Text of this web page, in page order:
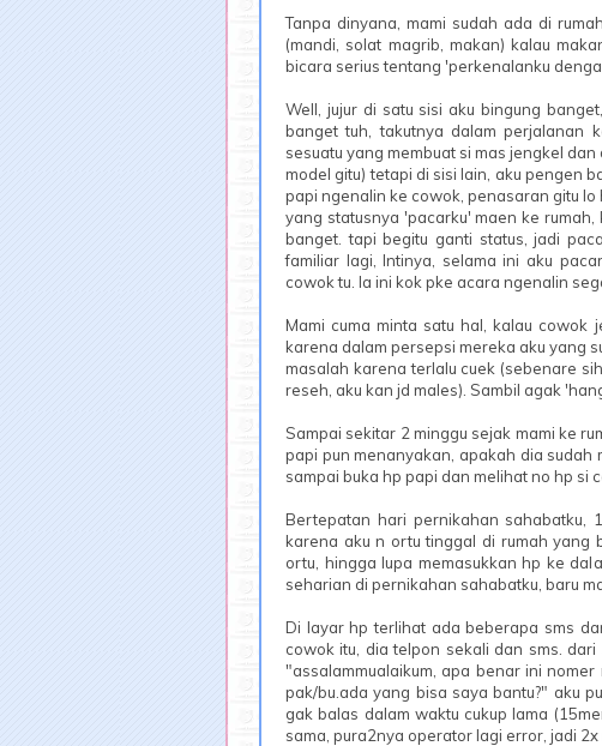
Tanpa dinyana, mami sudah ada di
(mandi, solat magrib, makan) kalau
bicara serius tentang 'perkenalanku
Well, jujur di satu sisi aku bingung
banget tuh, takutnya dalam perjalanan
sesuatu yang membuat si mas jengkel
model gitu) tetapi di sisi lain, aku pengen
papi ngenalin ke cowok, penasaran gitu
yang statusnya 'pacarku' maen ke
banget. tapi begitu ganti status, jadi
familiar lagi, Intinya, selama ini aku
cowok tu. la ini kok pke acara ngenalin
Mami cuma minta satu hal, kalau cowok
karena dalam persepsi mereka aku yang
masalah karena terlalu cuek (sebenare
reseh, aku kan jd males). Sambil agak
Sampai sekitar 2 minggu sejak mami ke
papi pun menanyakan, apakah dia sudah
sampai buka hp papi dan melihat no hp si
Bertepatan hari pernikahan sahabatku,
karena aku n ortu tinggal di rumah yang
ortu, hingga lupa memasukkan hp ke
seharian di pernikahan sahabatku, baru
Di layar hp terlihat ada beberapa sms
cowok itu, dia telpon sekali dan sms.
"assalammualaikum, apa benar ini
pak/bu.ada yang bisa saya bantu?" aku
gak balas dalam waktu cukup lama
sama, pura2nya operator lagi error, jadi 2x